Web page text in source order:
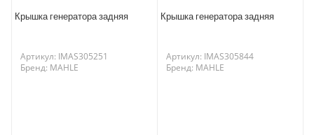
Крышка генератора задняя
Артикул: IMAS305251
Бренд: MAHLE
Крышка генератора задняя
Артикул: IMAS305844
Бренд: MAHLE